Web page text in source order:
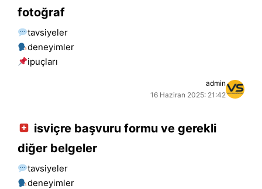
fotoğraf
tavsiyeler
deneyimler
i̇puçları
admin
16 Haziran 2025: 21:42
isviçre başvuru formu ve gerekli
diğer belgeler
tavsiyeler
deneyimler